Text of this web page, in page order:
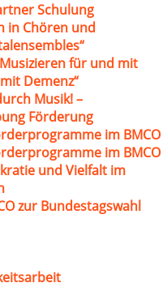
Schulung
in Chören und
für und mit
Demenz“
Musik! –
Förderung
im BMCO
im BMCO
und Vielfalt im
zur Bundestagswahl